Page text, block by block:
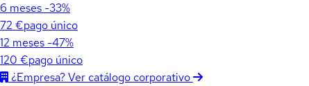
6 meses -33%
72 €pago único
12 meses -47%
120 €pago único
¿Empresa? Ver catálogo corporativo